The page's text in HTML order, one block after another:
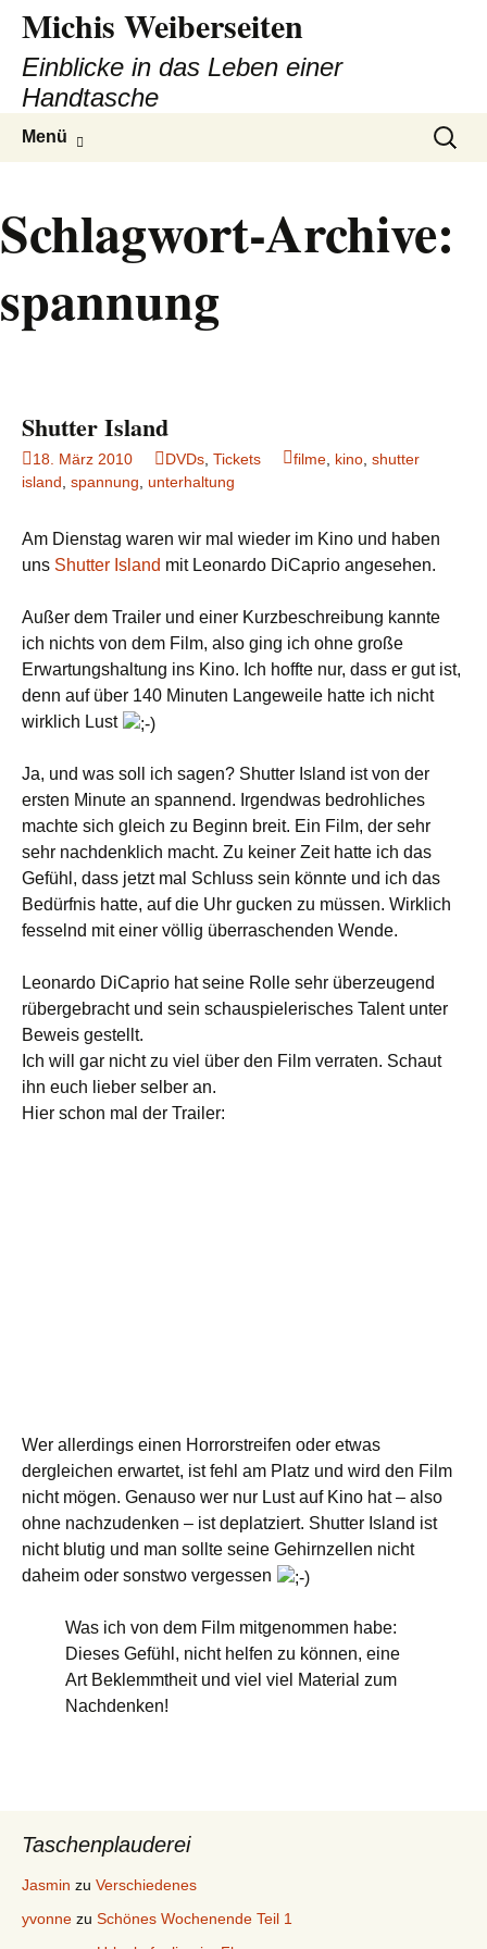
Michis Weiberseiten
Einblicke in das Leben einer
Handtasche
Menü
Suchen
nach:
Schlagwort-Archive:
spannung
Shutter Island
18. März 2010 DVDs Tickets filme kino shutter
island spannung unterhaltung
Am Dienstag waren wir mal wieder im Kino und haben
uns Shutter Island mit Leonardo DiCaprio angesehen.
Außer dem Trailer und einer Kurzbeschreibung kannte
ich nichts von dem Film, also ging ich ohne große
Erwartungshaltung ins Kino. Ich hoffte nur, dass er gut ist,
denn auf über 140 Minuten Langeweile hatte ich nicht
wirklich Lust
Ja, und was soll ich sagen? Shutter Island ist von der
ersten Minute an spannend. Irgendwas bedrohliches
machte sich gleich zu Beginn breit. Ein Film, der sehr
sehr nachdenklich macht. Zu keiner Zeit hatte ich das
Gefühl, dass jetzt mal Schluss sein könnte und ich das
Bedürfnis hatte, auf die Uhr gucken zu müssen. Wirklich
fesselnd mit einer völlig überraschenden Wende.
Leonardo DiCaprio hat seine Rolle sehr überzeugend
rübergebracht und sein schauspielerisches Talent unter
Beweis gestellt.
Ich will gar nicht zu viel über den Film verraten. Schaut
ihn euch lieber selber an.
Hier schon mal der Trailer:
Wer allerdings einen Horrorstreifen oder etwas
dergleichen erwartet, ist fehl am Platz und wird den Film
nicht mögen. Genauso wer nur Lust auf Kino hat – also
ohne nachzudenken – ist deplatziert. Shutter Island ist
nicht blutig und man sollte seine Gehirnzellen nicht
daheim oder sonstwo vergessen
Was ich von dem Film mitgenommen habe:
Dieses Gefühl, nicht helfen zu können, eine
Art Beklemmtheit und viel viel Material zum
Nachdenken!
Taschenplauderei
Jasmin zu Verschiedenes
yvonne zu Schönes Wochenende Teil 1